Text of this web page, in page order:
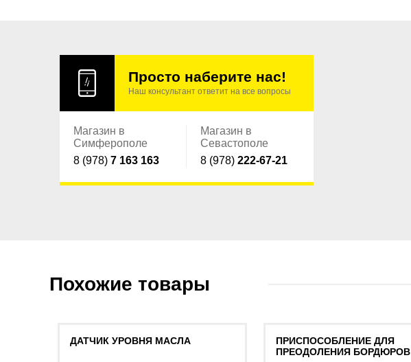
Просто наберите нас!
Наш консультант ответит на все вопросы
Магазин в
Симферополе
8 (978) 7 163 163
Магазин в
Севастополе
8 (978) 222-67-21
Похожие товары
ДАТЧИК УРОВНЯ МАСЛА
ПРИСПОСОБЛЕНИЕ ДЛЯ
ПРЕОДОЛЕНИЯ БОРДЮРОВ